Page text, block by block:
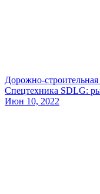
Дорожно-строительная
Спецтехника SDLG:
Июн 10, 2022